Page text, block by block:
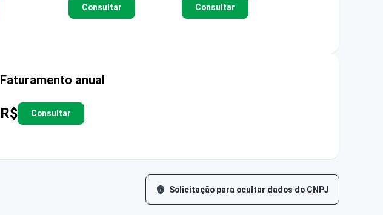
Consultar Consultar
Faturamento anual
R$ Consultar
Solicitação para ocultar dados do CNPJ